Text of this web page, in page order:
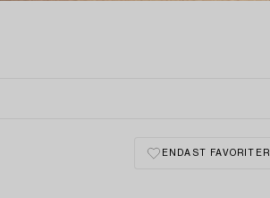
ENDAST FAVORITER